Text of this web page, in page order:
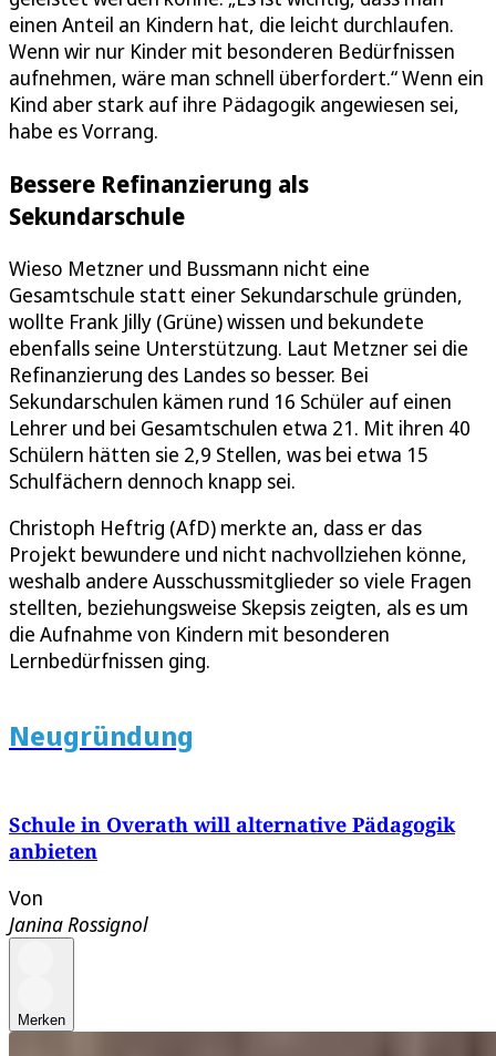
einen Anteil an Kindern hat, die leicht durchlaufen.
Wenn wir nur Kinder mit besonderen Bedürfnissen
aufnehmen, wäre man schnell überfordert.“ Wenn ein
Kind aber stark auf ihre Pädagogik angewiesen sei,
habe es Vorrang.
Bessere Refinanzierung als
Sekundarschule
Wieso Metzner und Bussmann nicht eine
Gesamtschule statt einer Sekundarschule gründen,
wollte Frank Jilly (Grüne) wissen und bekundete
ebenfalls seine Unterstützung. Laut Metzner sei die
Refinanzierung des Landes so besser. Bei
Sekundarschulen kämen rund 16 Schüler auf einen
Lehrer und bei Gesamtschulen etwa 21. Mit ihren 40
Schülern hätten sie 2,9 Stellen, was bei etwa 15
Schulfächern dennoch knapp sei.
Christoph Heftrig (AfD) merkte an, dass er das
Projekt bewundere und nicht nachvollziehen könne,
weshalb andere Ausschussmitglieder so viele Fragen
stellten, beziehungsweise Skepsis zeigten, als es um
die Aufnahme von Kindern mit besonderen
Lernbedürfnissen ging.
Neugründung
Schule in Overath will alternative Pädagogik
anbieten
Von
Janina Rossignol
Merken